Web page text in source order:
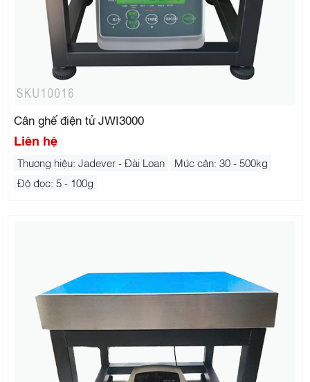
Cân ghế điện tử JWI3000
Liên hệ
Thương hiệu: Jadever - Đài Loan
Mức cân: 30 - 500kg
Độ đọc: 5 - 100g